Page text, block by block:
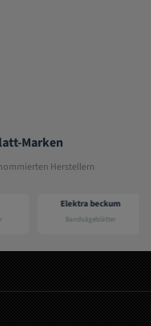
Marken
Herstellern
Elektra beckum
Bandsägeblätter